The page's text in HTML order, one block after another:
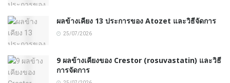
ผลข้างเคียง 13 ประการของ Atozet และวิธีจัดการ
25/07/2026
9 ผลข้างเคียงของ Crestor (rosuvastatin) และวิธี
การจัดการ